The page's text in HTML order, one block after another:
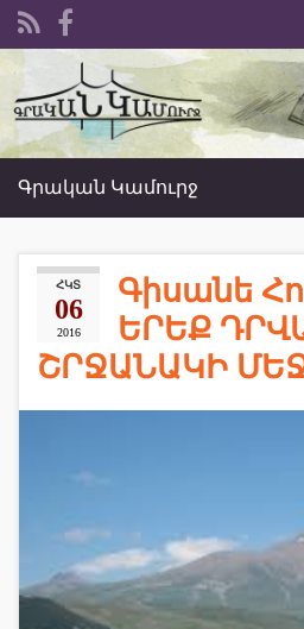
Search for:
Գրական Կամուրջ
ՀԿՏ
06
2016
Գիսանե
ԵՐԵՔ
ՇՐՋԱՆԱԿԻ